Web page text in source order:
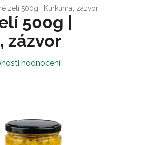
zelí 500g | Kurkuma, zázvor
500g |
zázvor
hodnocení